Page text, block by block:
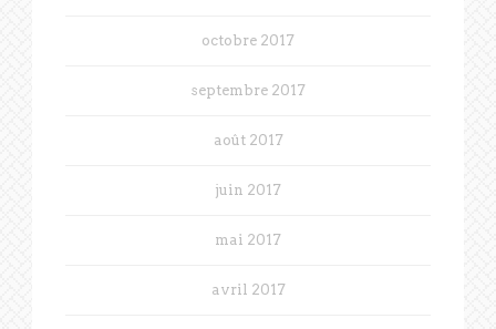
octobre 2017
septembre 2017
août 2017
juin 2017
mai 2017
avril 2017